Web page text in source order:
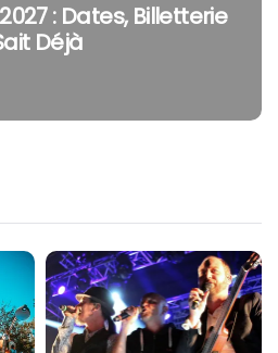
: Dates, Billetterie
Déjà